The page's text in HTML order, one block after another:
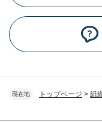
現在地 トップページ > 組